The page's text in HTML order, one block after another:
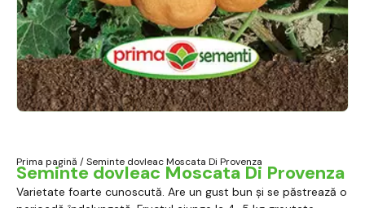
Prima pagină / Seminte dovleac Moscata Di Provenza
Seminte dovleac Moscata Di Provenza
Varietate foarte cunoscută. Are un gust bun și se păstrează o